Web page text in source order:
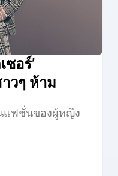
ซอร์’
วๆ ห้าม
นแฟชั่นของผู้หญิง